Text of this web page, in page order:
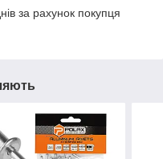
за рахунок покупця